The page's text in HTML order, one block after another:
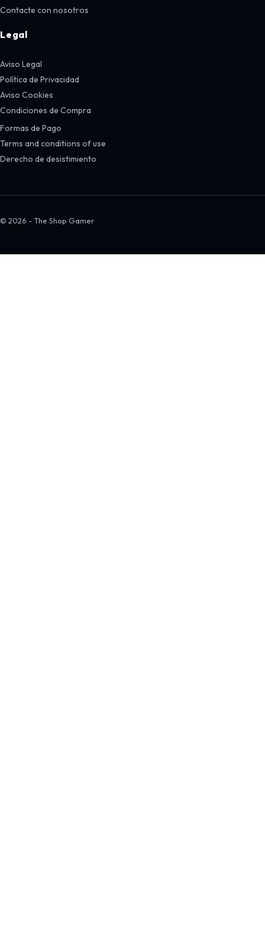
Contacte con nosotros
Legal
Aviso Legal
Política de Privacidad
Aviso Cookies
Condiciones de Compra
Formas de Pago
Terms and conditions of use
Derecho de desistimiento
© 2026 - The Shop Gamer